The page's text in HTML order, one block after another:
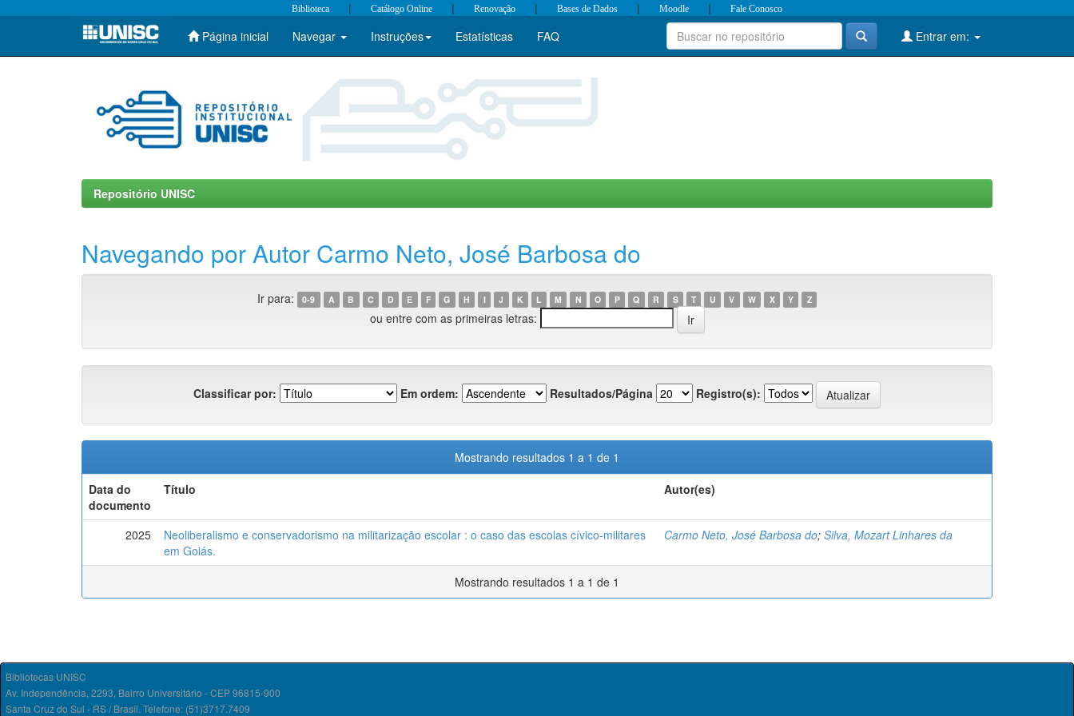
Skip
Biblioteca | Catálogo Online | Renovação | Bases de Dados | Moodle | Fale Conosco
Página inicial Navegar Instruções Estatísticas FAQ Entrar em:
Repositório UNISC
Navegando por Autor Carmo Neto, José Barbosa do
Ir para: 0-9 A B C D E F G H I J K L M N O P Q R S T U V W X Y Z
ou entre com as primeiras letras:
Classificar por: Em ordem: Resultados/Página Registro(s):
Mostrando resultados 1 a 1 de 1
Data do
documento
Título Autor(es)
2025
Neoliberalismo e conservadorismo na militarização escolar : o caso das escolas cívico-militares
em Goiás.
Carmo Neto, José Barbosa do; Silva, Mozart Linhares da
Mostrando resultados 1 a 1 de 1
Bibliotecas UNISC
Av. Independência, 2293, Bairro Universitário - CEP 96815-900
Santa Cruz do Sul - RS / Brasil. Telefone: (51)3717.7409